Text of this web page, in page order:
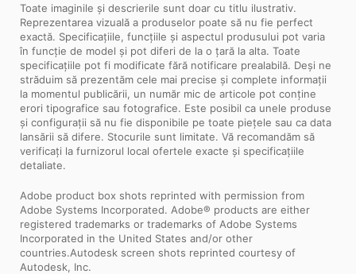
Toate imaginile și descrierile sunt doar cu titlu ilustrativ.
Reprezentarea vizuală a produselor poate să nu fie perfect
exactă. Specificațiile, funcțiile și aspectul produsului pot varia
în funcție de model și pot diferi de la o țară la alta. Toate
specificațiile pot fi modificate fără notificare prealabilă. Deși ne
străduim să prezentăm cele mai precise și complete informații
la momentul publicării, un număr mic de articole pot conține
erori tipografice sau fotografice. Este posibil ca unele produse
și configurații să nu fie disponibile pe toate piețele sau ca data
lansării să difere. Stocurile sunt limitate. Vă recomandăm să
verificați la furnizorul local ofertele exacte și specificațiile
detaliate.
Adobe product box shots reprinted with permission from
Adobe Systems Incorporated. Adobe® products are either
registered trademarks or trademarks of Adobe Systems
Incorporated in the United States and/or other
countries.Autodesk screen shots reprinted courtesy of
Autodesk, Inc.